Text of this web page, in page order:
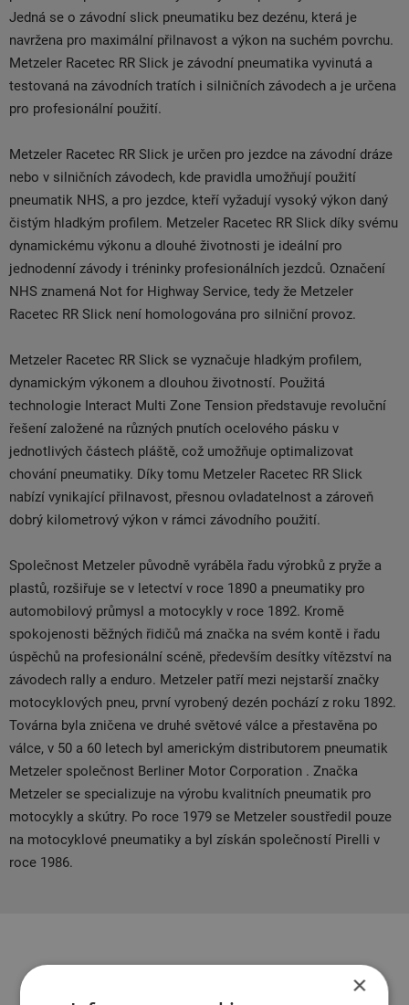
Jedná se o závodní slick pneumatiku bez dezénu, která je
navržena pro maximální přilnavost a výkon na suchém povrchu.
Metzeler Racetec RR Slick je závodní pneumatika vyvinutá a
testovaná na závodních tratích i silničních závodech a je určena
pro profesionální použití.
Metzeler Racetec RR Slick je určen pro jezdce na závodní dráze
nebo v silničních závodech, kde pravidla umožňují použití
pneumatik NHS, a pro jezdce, kteří vyžadují vysoký výkon daný
čistým hladkým profilem. Metzeler Racetec RR Slick díky svému
dynamickému výkonu a dlouhé životnosti je ideální pro
jednodenní závody i tréninky profesionálních jezdců. Označení
NHS znamená Not for Highway Service, tedy že Metzeler
Racetec RR Slick není homologována pro silniční provoz.
Metzeler Racetec RR Slick se vyznačuje hladkým profilem,
dynamickým výkonem a dlouhou životností. Použitá
technologie Interact Multi Zone Tension představuje revoluční
řešení založené na různých pnutích ocelového pásku v
jednotlivých částech pláště, což umožňuje optimalizovat
chování pneumatiky. Díky tomu Metzeler Racetec RR Slick
nabízí vynikající přilnavost, přesnou ovladatelnost a zároveň
dobrý kilometrový výkon v rámci závodního použití.
Společnost Metzeler původně vyráběla řadu výrobků z pryže a
plastů, rozšiřuje se v letectví v roce 1890 a pneumatiky pro
automobilový průmysl a motocykly v roce 1892. Kromě
spokojenosti běžných řidičů má značka na svém kontě i řadu
úspěchů na profesionální scéně, především desítky vítězství na
závodech rally a enduro. Metzeler patří mezi nejstarší značky
motocyklových pneu, první vyrobený dezén pochází z roku 1892.
Továrna byla zničena ve druhé světové válce a přestavěna po
válce, v 50 a 60 letech byl americkým distributorem pneumatik
Metzeler společnost Berliner Motor Corporation . Značka
Metzeler se specializuje na výrobu kvalitních pneumatik pro
motocykly a skútry. Po roce 1979 se Metzeler soustředil pouze
na motocyklové pneumatiky a byl získán společností Pirelli v
roce 1986.
×